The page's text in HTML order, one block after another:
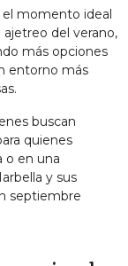
momento ideal
ajetreo del verano,
más opciones
entorno más
buscan
quienes
o en una
y sus
septiembre